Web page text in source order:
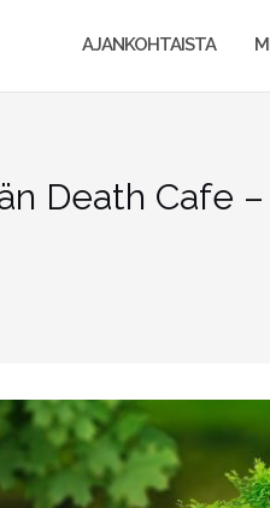
AJANKOHTAISTA
Death Cafe